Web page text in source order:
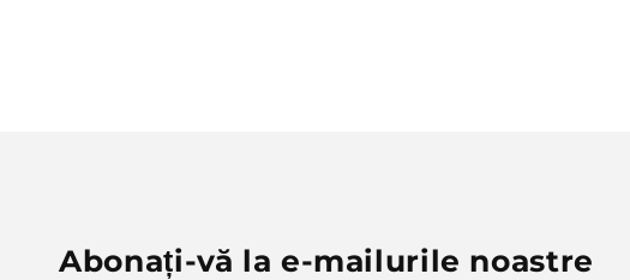
Abonați-vă la e-mailurile noastre